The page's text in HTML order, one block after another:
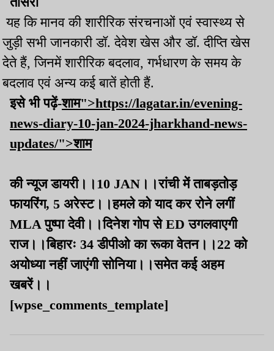
यह कि मानव की शारीरिक संरचनाओं एवं स्वास्थ्य से
जुड़ी सभी जानकारी डॉ. देवेश खेस और डॉ. दीप्ति खेस
देते हैं, जिनमें शारीरिक बदलाव, गर्भधारण के समय के
बदलाव एवं अन्य कई बातें होती हैं.
इसे भी पढ़ें-शाम">https://lagatar.in/evening-
news-diary-10-jan-2024-jharkhand-news-
updates/">शाम
की न्यूज डायरी।।10 JAN।।रांची में ताबड़तोड़
फायरिंग, 5 अरेस्ट।।हमले को याद कर रोने लगीं
MLA पुष्पा देवी।।दिनेश गोप से ED उगलवाएगी
राज।।बिहारः 34 डीपीओ का रूका वेतन।।22 को
अयोध्या नहीं जाएंगी सोनिया।।समेत कई अहम
खबरें।।
[wpse_comments_template]